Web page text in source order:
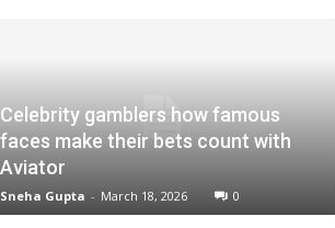
Celebrity gamblers how famous
faces make their bets count with
Aviator
Sneha Gupta - March 18, 2026 0